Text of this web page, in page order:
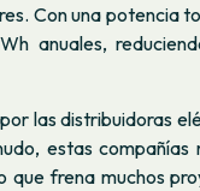
Con una potencia
anuales,
las distribuidoras
estas compañías
frena muchos